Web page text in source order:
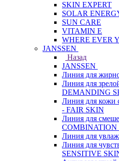
SKIN EXPERT
SOLAR
SUN CARE
VITAMIN E
WHERE EVER
JANSSEN
Назад
JANSSEN
Линия для
Линия для
DEMANDING
Линия для кожи
- FAIR SKIN
Линия для
COMBINATION
Линия для
Линия для
SENSITIVE